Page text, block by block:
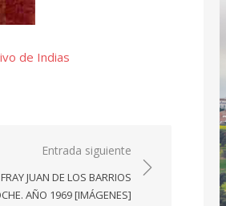
de Indias
Entrada siguiente
JUAN DE LOS BARRIOS
AÑO 1969 [IMÁGENES]